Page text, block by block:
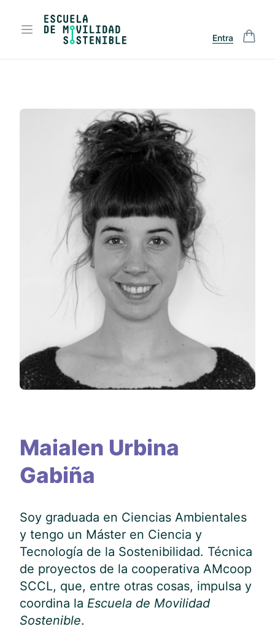
Entra
Maialen Urbina
Gabiña
Soy graduada en Ciencias Ambientales
y tengo un Máster en Ciencia y
Tecnología de la Sostenibilidad. Técnica
de proyectos de la cooperativa AMcoop
SCCL, que, entre otras cosas, impulsa y
coordina la Escuela de Movilidad
Sostenible.